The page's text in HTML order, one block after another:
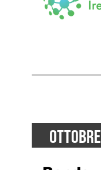
OTTOBRE